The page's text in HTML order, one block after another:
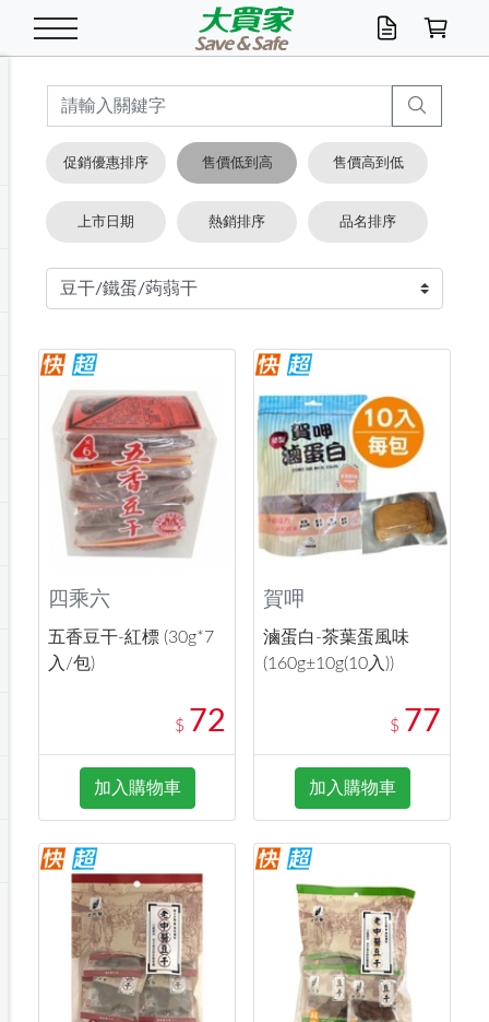
米/五穀/濃湯 米/糙米
五穀/南北貨
湯類/湯塊
油/調味料
食用油
醬油.油膏.蠔油
泡麵 / 麵條
包麵
碗麵/義大利麵
麵條/快煮麵/米粉
魚罐
醬菜/玉米罐
點心罐
休閒零嘴 初一十五拜拜懶
零嘴
堅果/海苔
美味餅乾
餅乾
糕餅/點心
糖果/巧克力
糖果/蜜餞/果凍
巧克力
茶飲料
果汁咖啡
碳酸/礦泉水
機能飲料
箱購飲料
養生保健/常備品 雞精/飲品
機能保健
▶保健品牌推薦
奶粉/穀麥片
奶粉
麥片/玉米片
沖調穀粉/隨手包
特色茶品
綠茶
紅茶
奶茶/花草茶
黑糖桂圓/蜂蜜醋
即溶咖啡
咖啡豆/粉/濾掛
可可/糖/奶精
沐浴乳香皂 沐浴乳
香皂/洗手乳
美髮造型
洗髮/護髮
造型髮品
口腔清潔
牙 刷
牙膏/漱口水
潔顏產品
卸妝/粉刺調理
開架/身體保養
臉部保養
面/眼膜
鍋具/飲水/廚房 鍋具/餐具
保鮮/微波
掃除用具/照明/五金
掃除/清潔用具
洗衣/曬衣用具
電池/延長線
修繕/五金/祭祀
傢飾/收納/衛浴
寢具/家具
收納用品
衛浴/毛巾
寵物食品
寵物清潔/百貨
衛生紙/濕巾 抽取衛生紙/濕巾
廚房紙巾/平版/
箱購免運區
衣物清潔
洗衣精
洗衣粉/皂
漂白水/柔軟精
居家清潔
廚房/餐具清潔
浴廁/水管清潔
居家清潔/除濕芳
衛生棉
成人/嬰兒紙尿褲
箱購免運區
嬰兒尿布
成人紙尿褲
廚房家電 料理鍋具
烤箱/微波/電磁爐
快煮壺/烘碗機
季節家電
除濕/清淨機
風扇/防蚊家電
生活家電
除塵家電
美容家電
電腦周邊
數位週邊
手機/平板周邊
文具/辦公用品 文具用品
辦公文具/收納
玩具/擺設小物
汽機車百貨
機車/腳踏車百貨
汽車百貨
休閒/運動
戶外/休閒用品
健身/按摩/瑜珈
測量/護具/其他
服飾內著
配件
男/女/機能包
冷凍免運 生鮮食品
調理食品
箱購免運
食品免運
清潔用品免運
居家/汽百用品
主題專區
季節活動
店長推薦
這夏不怕熱
促銷優惠排序 售價低到高 售價高到低
上市日期 熱銷排序 品名排序
四乘六
五香豆干-紅標 (30g*7
入/包)
$ 72
加入購物車
賀呷
滷蛋白-茶葉蛋風味
(160g±10g(10入))
$ 77
加入購物車